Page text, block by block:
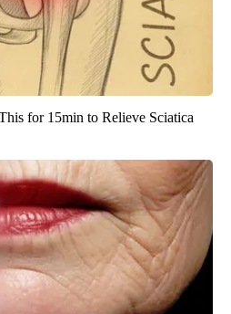
for 15min to Relieve Sciatica